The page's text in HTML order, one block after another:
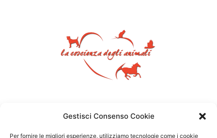
Gestisci Consenso Cookie
Per fornire le migliori esperienze, utilizziamo tecnologie come i cookie